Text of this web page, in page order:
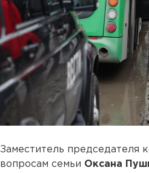
Заместитель председателя
вопросам семьи Оксана